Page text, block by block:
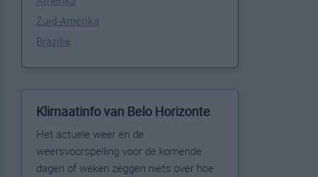
Zuid-Amerika
Brazilië
Klimaatinfo van Belo Horizonte
Het actuele weer en de
weersvoorspelling voor de komende
dagen of weken zeggen niets over hoe